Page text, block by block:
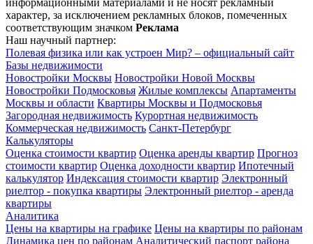
характер, за исключением рекламных блоков, помеченных
соответствующим значком Реклама
Наш научный партнер:
Полевая физика или как устроен Мир? – официальный сайт
Базы недвижимости
Новостройки Москвы Новостройки Новой Москвы
Новостройки Подмосковья Жилые комплексы Апартаменты
Москвы и области Квартиры Москвы и Подмосковья
Загородная недвижимость Курортная недвижимость
Коммерческая недвижимость Санкт-Петербург
Калькуляторы
Оценка стоимости квартир Оценка аренды квартир Прогноз
стоимости квартир Оценка доходности квартир Ипотечный
калькулятор Индексация стоимости квартир Электронный
риелтор - покупка квартиры Электронный риелтор - аренда
квартиры
Аналитика
Цены на квартиры на графике Цены на квартиры по районам
Динамика цен по районам Аналитический паспорт района